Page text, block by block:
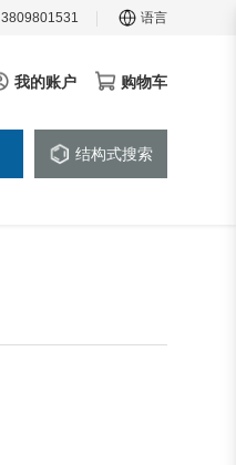
语言
3809801531
我的账户 购物车
结构式搜索